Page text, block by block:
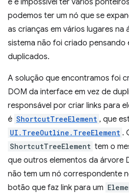
podemos ter um nó que se
as crianças em vários lugares na
sistema não foi criado pensando
duplicados.
A solução que encontramos foi
DOM da interface em vez de
responsável por criar links para
é ShortcutTreeElement , que
UI.TreeOutline.TreeElement .
ShortcutTreeElement tem o
que outros elementos da árvore
não tem um nó correspondente
botão que faz link para um